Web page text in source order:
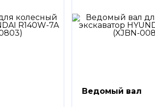
Ведомый вал